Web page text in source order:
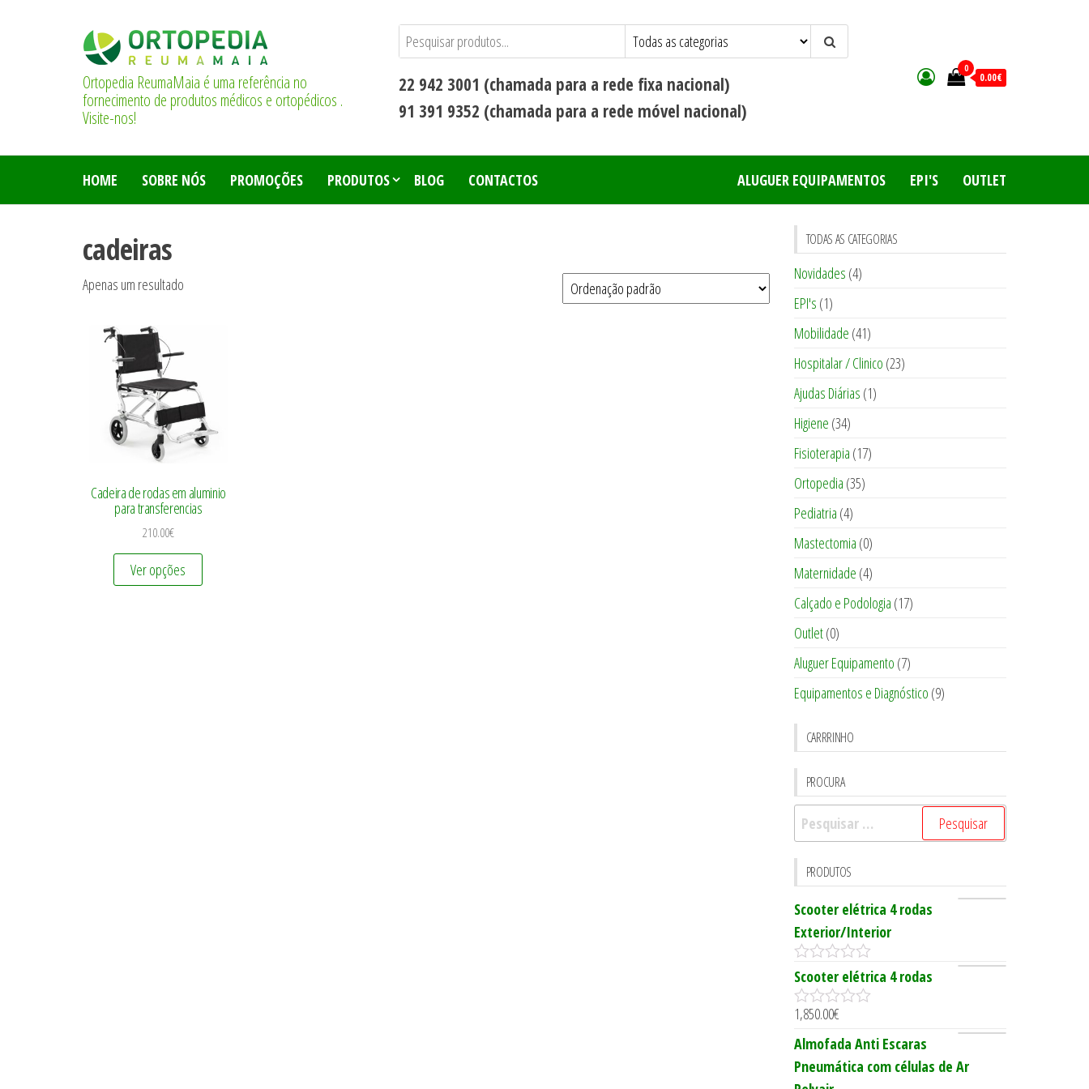
Ortopedia ReumaMaia é uma referência no
fornecimento de produtos médicos e ortopédicos .
Visite-nos!
22 942 3001 (chamada para a rede fixa nacional)
91 391 9352 (chamada para a rede móvel nacional)
0
0.00€
HOME SOBRE NÓS PROMOÇÕES PRODUTOS BLOG CONTACTOS OUTLET
EPI'S
ALUGUER EQUIPAMENTOS
cadeiras
Apenas um resultado
Cadeira de rodas em aluminio
para transferencias
210.00€
Ver opções
TODAS AS CATEGORIAS
Novidades (4)
EPI's (1)
Mobilidade (41)
Hospitalar / Clinico (23)
Ajudas Diárias (1)
Higiene (34)
Fisioterapia (17)
Ortopedia (35)
Pediatria (4)
Mastectomia (0)
Maternidade (4)
Calçado e Podologia (17)
Outlet(0)
Aluguer Equipamento (7)
Equipamentos e Diagnóstico (9)
CARRRINHO
PROCURA
Pesquisar
por:
PRODUTOS
Scooter elétrica 4 rodas
Exterior/Interior
0
o
u
t
f
5
Scooter elétrica 4 rodas
0
u
t
o
1,850.00€
Almofada Anti Escaras
Pneumática com células de Ar